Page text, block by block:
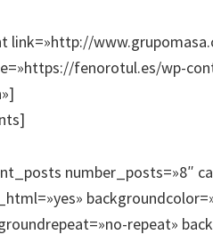
link=»http://
fenorotul.es/wp-
number_posts=»8″
repeat»